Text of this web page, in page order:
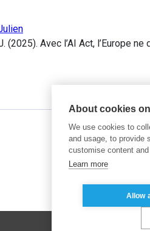
(2025). Avec l’AI Act, l’Europe
About cookies
We use cookies to
and usage, to provide
customise content
Learn more
Allow